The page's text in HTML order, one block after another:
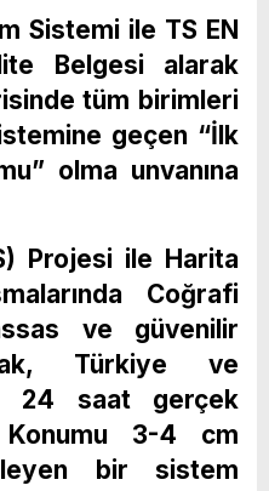
Sistemi ile TS EN
Belgesi alarak
tüm birimleri
geçen “İlk
olma unvanına
Projesi ile Harita
Coğrafi
ve güvenilir
Türkiye ve
24 saat gerçek
Konumu 3-4 cm
bir sistem